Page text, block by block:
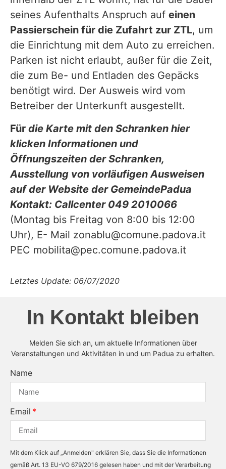
seines Aufenthalts Anspruch auf einen
Passierschein für die Zufahrt zur ZTL, um
die Einrichtung mit dem Auto zu erreichen.
Parken ist nicht erlaubt, außer für die Zeit,
die zum Be- und Entladen des Gepäcks
benötigt wird. Der Ausweis wird vom
Betreiber der Unterkunft ausgestellt.
Für die Karte mit den Schranken hier
klicken Informationen und
Öffnungszeiten der Schranken,
Ausstellung von vorläufigen Ausweisen
auf der Website der GemeindePadua
Kontakt: Callcenter 049 2010066
(Montag bis Freitag von 8:00 bis 12:00
Uhr), E- Mail zonablu@comune.padova.it
PEC mobilita@pec.comune.padova.it
Letztes Update: 06/07/2020
In Kontakt bleiben
Melden Sie sich an, um aktuelle Informationen über
Veranstaltungen und Aktivitäten in und um Padua zu erhalten.
Name
Email
Mit dem Klick auf „Anmelden" erklären Sie, dass Sie die Informationen
gemäß Art. 13 EU-VO 679/2016 gelesen haben und mit der Verarbeitung